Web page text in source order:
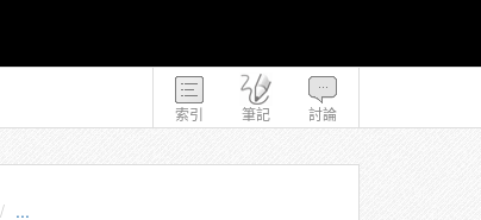
索引 筆記 討論
...